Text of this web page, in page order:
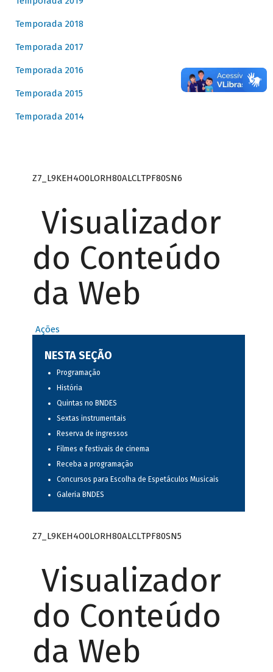
Temporada 2018
Temporada 2017
Temporada 2016
Temporada 2015
Temporada 2014
Z7_L9KEH4O0LORH80ALCLTPF80SN6
Visualizador
do Conteúdo
da Web
Ações
NESTA SEÇÃO
Programação
História
Quintas no BNDES
Sextas instrumentais
Reserva de ingressos
Filmes e festivais de cinema
Receba a programação
Concursos para Escolha de Espetáculos Musicais
Galeria BNDES
Z7_L9KEH4O0LORH80ALCLTPF80SN5
Visualizador
do Conteúdo
da Web